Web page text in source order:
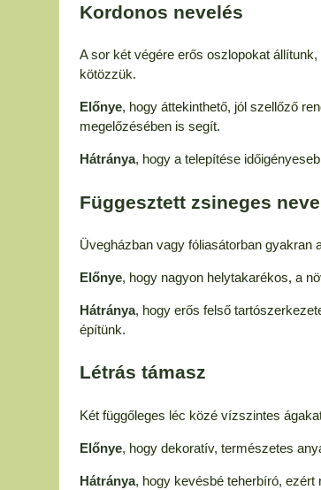
Kordonos nevelés
A sor két végére erős oszlopokat
kötözzük.
Előnye, hogy áttekinthető, jól szellőző
megelőzésében is segít.
Hátránya, hogy a telepítése
Függesztett zsineges
Üvegházban vagy fóliasátorban gyakran
Előnye, hogy nagyon helytakarékos, a
Hátránya, hogy erős felső
építünk.
Létrás támasz
Két függőleges léc közé vízszintes
Előnye, hogy dekoratív, természetes
Hátránya, hogy kevésbé teherbíró, ezért